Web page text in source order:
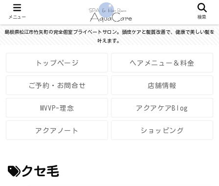
島根県松江市竹矢町の完全個室プライベートサロン。頭皮ケアと髪質改善で、健康で美しい髪を
叶えます。
トップページ ヘアメニュー＆料金
ご予約・お問合せ 店舗情報
MVVP-理念 アクアケアBlog
アクアノート ショッピング
クセ毛
メニュー 検索